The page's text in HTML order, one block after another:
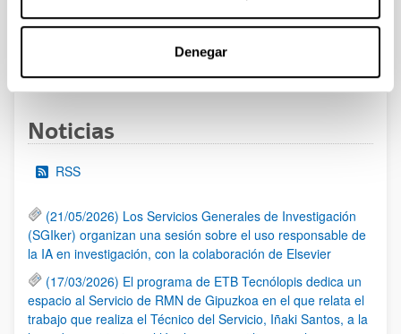
Denegar
Páginas intermedias Use TAB para desplazarse.
Páginas intermedias
Noticias
RSS
(21/05/2026) Los Servicios Generales de Investigación
(SGIker) organizan una sesión sobre el uso responsable de
la IA en investigación, con la colaboración de Elsevier
(17/03/2026) El programa de ETB Tecnólopis dedica un
espacio al Servicio de RMN de Gipuzkoa en el que relata el
trabajo que realiza el Técnico del Servicio, Iñaki Santos, a la